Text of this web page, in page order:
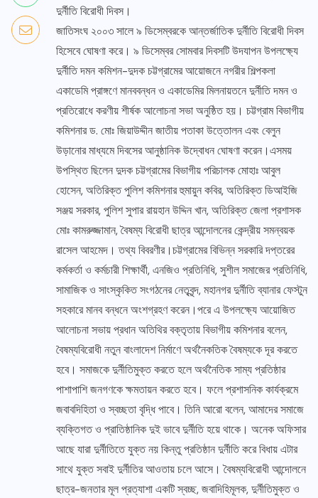
দুর্নীতি বিরোধী দিবস।
জাতিসংঘ ২০০৩ সালে ৯ ডিসেম্বরকে আন্তর্জাতিক দুর্নীতি বিরোধী দিবস
হিসেবে ঘোষণা করে। ৯ ডিসেম্বর সোমবার দিবসটি উদযাপন উপলক্ষ্যে
দুর্নীতি দমন কমিশন-দুদক চট্টগ্রামের আয়োজনে নগরীর শিল্পকলা
একাডেমি প্রাঙ্গণে মানববন্ধন ও একাডেমির মিলনায়তনে দুর্নীতি দমন ও
প্রতিরোধে করণীয় শীর্ষক আলোচনা সভা অনুষ্ঠিত হয়। চট্টগ্রাম বিভাগীয়
কমিশনার ড. মোঃ জিয়াউদ্দীন জাতীয় পতাকা উত্তোলন এবং বেলুন
উড়ানোর মাধ্যমে দিবসের আনুষ্ঠানিক উদ্বোধন ঘোষণা করেন।এসময়
উপস্থিত ছিলেন দুদক চট্টগ্রামের বিভাগীয় পরিচালক মোহাঃ আবুল
হোসেন, অতিরিক্ত পুলিশ কমিশনার হুমায়ুন কবির, অতিরিক্ত ডিআইজি
সঞ্জয় সরকার, পুলিশ সুপার রায়হান উদ্দিন খান, অতিরিক্ত জেলা প্রশাসক
মোঃ কামরুজ্জামান, বৈষম্য বিরোধী ছাত্র আন্দোলনের কেন্দ্রীয় সমন্বয়ক
রাসেল আহমেদ। তথ্য বিবরণীর।চট্টগ্রামের বিভিন্ন সরকারি দপ্তরের
কর্মকর্তা ও কর্মচারী শিক্ষার্থী, এনজিও প্রতিনিধি, সুশীল সমাজের প্রতিনিধি,
সামাজিক ও সাংস্কৃকিত সংগঠনের নেতৃবৃন্দ, মহানগর দুর্নীতি ব্যানার ফেস্টুন
সহকারে মানব বন্ধনে অংশগ্রহণ করেন।পরে এ উপলক্ষ্যে আয়োজিত
আলোচনা সভায় প্রধান অতিথির বক্তৃতায় বিভাগীয় কমিশনার বলেন,
বৈষম্যবিরোধী নতুন বাংলাদেশ নির্মাণে অর্থনৈকতিক বৈষম্যকে দূর করতে
হবে। সমাজকে দুর্নীতিমুক্ত করতে হলে অর্থনৈতিক সাম্য প্রতিষ্ঠার
পাশাপাশি জনগণকে ক্ষমতায়ন করতে হবে। ফলে প্রশাসনিক কার্যক্রমে
জবাবদিহিতা ও স্বচ্ছতা বৃদ্ধি পাবে। তিনি আরো বলেন, আমাদের সমাজে
ব্যক্তিগত ও প্রাতিষ্ঠানিক দুই ভাবে দুর্নীতি হয়ে থাকে। অনেক অফিসার
আছে যারা দুর্নীতিতে যুক্ত নয় কিন্তু প্রতিষ্ঠান দুর্নীতি করে বিধায় এটার
সাথে যুক্ত সবাই দুর্নীতির আওতায় চলে আসে। বৈষম্যবিরোধী আন্দোলনে
ছাত্র-জনতার মূল প্রত্যাশা একটি স্বচ্ছ, জবাদিহিমূলক, দুর্নীতিমুক্ত ও